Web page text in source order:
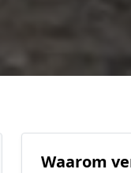
Waarom